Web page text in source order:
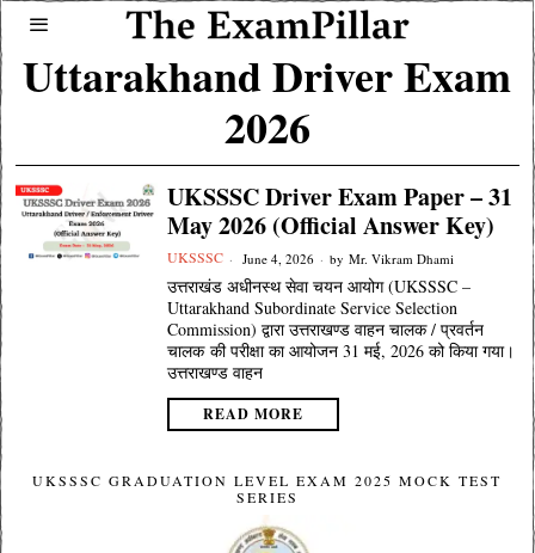
Uttarakhand Driver Exam
2026
UKSSSC Driver Exam Paper – 31
May 2026 (Official Answer Key)
UKSSSC June 4, 2026 by Mr. Vikram Dhami
उत्तराखंड अधीनस्थ सेवा चयन आयोग (UKSSSC –
Uttarakhand Subordinate Service Selection
Commission) द्वारा उत्तराखण्ड वाहन चालक / प्रवर्तन
चालक की परीक्षा का आयोजन 31 मई, 2026 को किया गया।
उत्तराखण्ड वाहन
READ MORE
UKSSSC GRADUATION LEVEL EXAM 2025 MOCK TEST
SERIES